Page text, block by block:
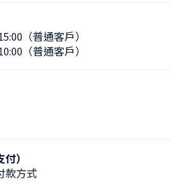
（普通客戶）
（普通客戶）
）
款方式